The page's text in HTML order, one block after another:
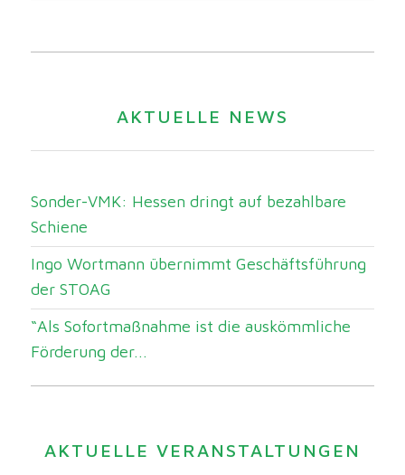
AKTUELLE NEWS
Sonder-VMK: Hessen dringt auf bezahlbare
Schiene
Ingo Wortmann übernimmt Geschäftsführung
der STOAG
“Als Sofortmaßnahme ist die auskömmliche
Förderung der...
AKTUELLE VERANSTALTUNGEN